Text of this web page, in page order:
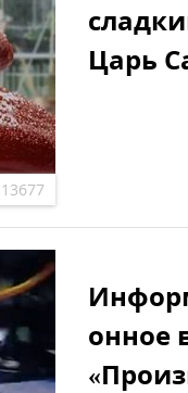
13677
Царь
онное